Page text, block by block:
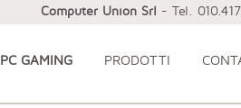
Computer Union Srl - Tel.
PC GAMING PRODOTTI